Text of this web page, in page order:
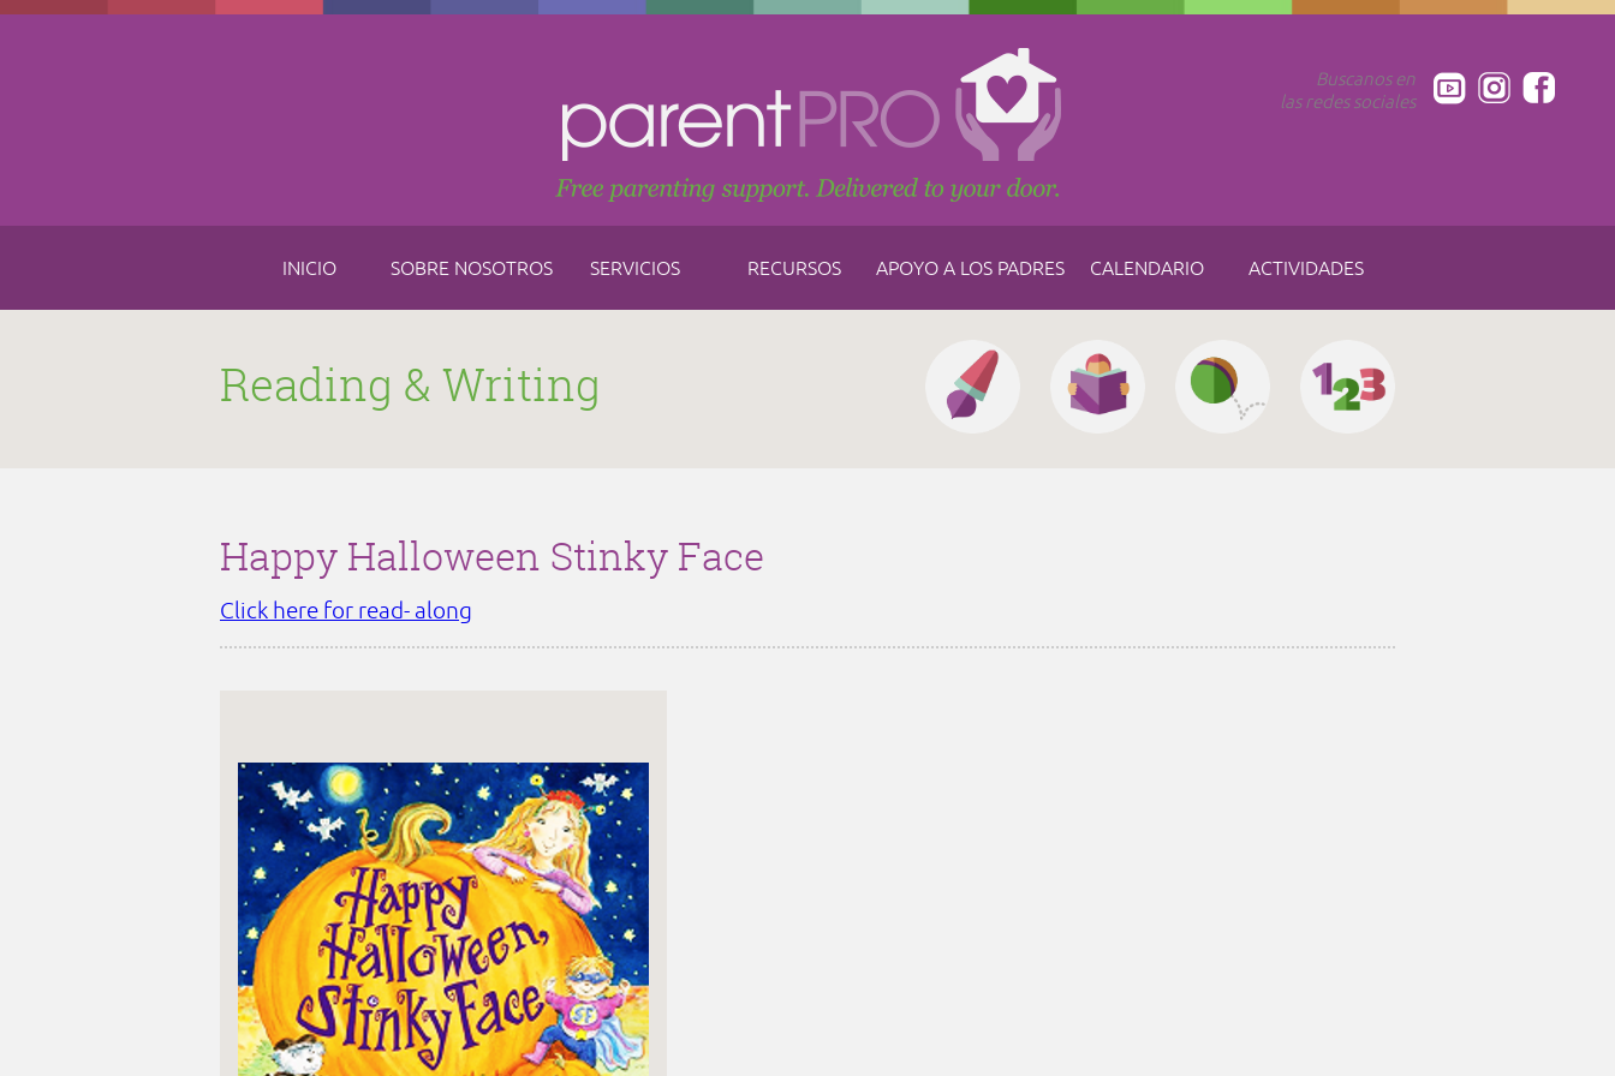
Skip to main content
Buscanos en
las redes sociales
INICIO SOBRE NOSOTROS SERVICIOS RECURSOS APOYO A LOS PADRES CALENDARIO ACTIVIDADES
Reading & Writing
Happy Halloween Stinky Face
Click here for read- along